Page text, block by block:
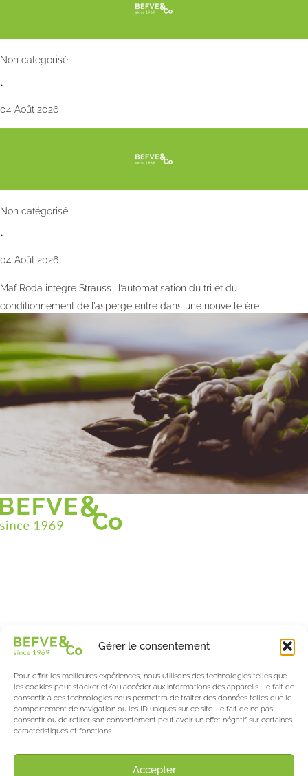
Gérer le consentement
Pour offrir les meilleures expériences, nous utilisons des technologies telles que
les cookies pour stocker et/ou accéder aux informations des appareils. Le fait de
consentir à ces technologies nous permettra de traiter des données telles que le
comportement de navigation ou les ID uniques sur ce site. Le fait de ne pas
consentir ou de retirer son consentement peut avoir un effet négatif sur certaines
caractéristiques et fonctions.
Accepter
Non catégorisé
•
04 Août 2026
Non catégorisé
•
04 Août 2026
Maf Roda intègre Strauss : l’automatisation du tri et du
conditionnement de l’asperge entre dans une nouvelle ère
À Propos
Nos partenaires
Actualités & Evènements
Le blog de l’asperge & des berries
Salon International Asparagus Days